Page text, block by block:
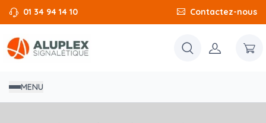
01 34 94 14 10 Contactez-nous
MENU